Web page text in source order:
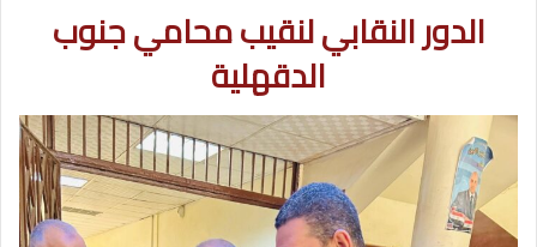
الدور النقابي لنقيب محامي جنوب
الدقهلية